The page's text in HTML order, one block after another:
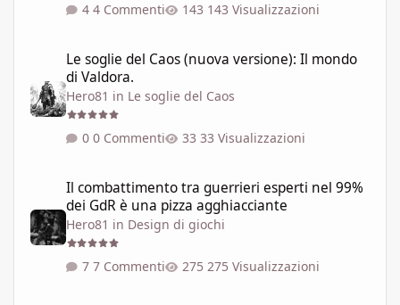
4 Commenti 143 Visualizzazioni
Le soglie del Caos (nuova versione): Il mondo
di Valdora.
Hero81 in Le soglie del Caos
0 Commenti 33 Visualizzazioni
Il combattimento tra guerrieri esperti nel 99%
dei GdR è una pizza agghiacciante
Hero81 in Design di giochi
7 Commenti 275 Visualizzazioni